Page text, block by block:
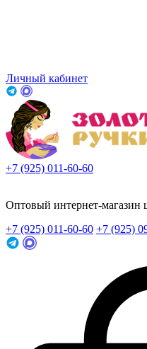
Личный кабинет
+7 (925) 011-60-60
Оптовый интернет-
+7 (925) 011-60-60 +7 (925)